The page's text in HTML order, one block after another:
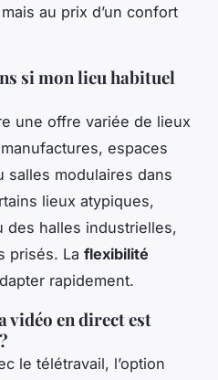
au prix d’un confort
si mon lieu habituel
une offre variée de lieux
espaces
salles modulaires dans
lieux atypiques,
des halles industrielles,
prisés. La flexibilité
rapidement.
vidéo en direct est
le télétravail, l’option